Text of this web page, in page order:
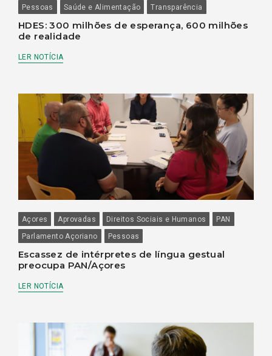
Pessoas Saúde e Alimentação Transparência
HDES: 300 milhões de esperança, 600 milhões
de realidade
LER NOTÍCIA
Açores Aprovadas Direitos Sociais e Humanos
PAN
Parlamento Açoriano
Pessoas
Escassez de intérpretes de língua gestual
preocupa PAN/Açores
LER NOTÍCIA